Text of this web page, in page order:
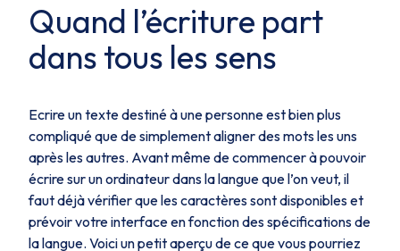
Quand l’écriture part
dans tous les sens
Ecrire un texte destiné à une personne est bien plus
compliqué que de simplement aligner des mots les uns
après les autres. Avant même de commencer à pouvoir
écrire sur un ordinateur dans la langue que l’on veut, il
faut déjà vérifier que les caractères sont disponibles et
prévoir votre interface en fonction des spécifications de
la langue. Voici un petit aperçu de ce que vous pourriez